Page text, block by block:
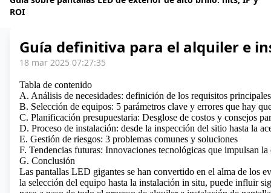
ROI
Guía definitiva para el alquiler e
18 mar 2025 07:27:35
Tabla de contenido
A. Análisis de necesidades: definición de los requisitos
B. Selección de equipos: 5 parámetros clave y errores que hay
C. Planificación presupuestaria: Desglose de costos y consejos
D. Proceso de instalación: desde la inspección del sitio hasta la
E. Gestión de riesgos: 3 problemas comunes y soluciones
F. Tendencias futuras: Innovaciones tecnológicas que impulsan
G. Conclusión
Las pantallas LED gigantes se han convertido en el alma de los
la selección del equipo hasta la instalación in situ, puede influir